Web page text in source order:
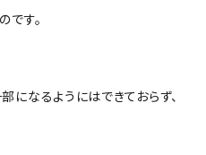
す。
なるようにはできておらず、